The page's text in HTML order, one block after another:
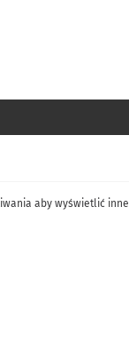
aby wyświetlić inne